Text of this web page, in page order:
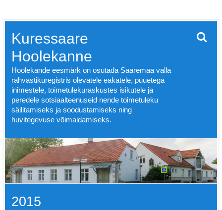
content
Kuressaare
Hoolekanne
Hoolekande eesmärk on osutada Saaremaa valla
rahvastikuregistris olevatele eakatele, puuetega
inimestele, toimetulekuraskustes isikutele ja
peredele sotsiaalteenuseid nende toimetuleku
säilitamiseks ja soodustamiseks ning
huvitegevuse võimaldamiseks.
2015